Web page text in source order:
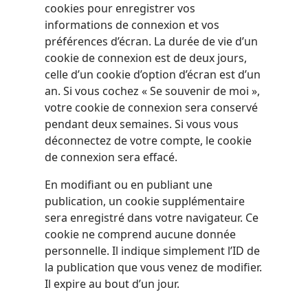
cookies pour enregistrer vos
informations de connexion et vos
préférences d’écran. La durée de vie d’un
cookie de connexion est de deux jours,
celle d’un cookie d’option d’écran est d’un
an. Si vous cochez « Se souvenir de moi »,
votre cookie de connexion sera conservé
pendant deux semaines. Si vous vous
déconnectez de votre compte, le cookie
de connexion sera effacé.
En modifiant ou en publiant une
publication, un cookie supplémentaire
sera enregistré dans votre navigateur. Ce
cookie ne comprend aucune donnée
personnelle. Il indique simplement l’ID de
la publication que vous venez de modifier.
Il expire au bout d’un jour.